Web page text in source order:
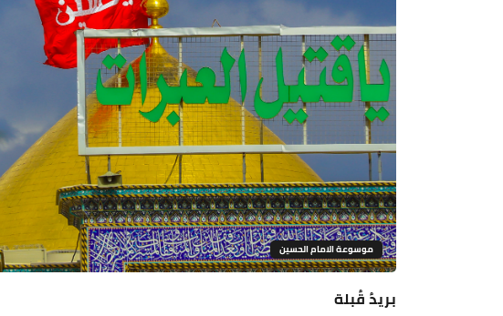
موسوعة الامام الحسين
بريدُ قُبلة